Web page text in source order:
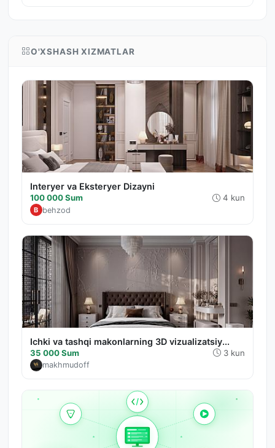
O'XSHASH XIZMATLAR
Interyer va Eksteryer Dizayni
100 000 Sum 4 kun
B behzod
Ichki va tashqi makonlarning 3D vizualizatsiy...
35 000 Sum 3 kun
makhmudoff